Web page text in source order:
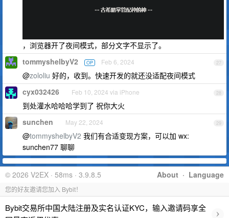
，浏览器开了夜间模式，部分文字不显示了。
27
tommyshelbyV2 OP Feb 6, 2024
@zololiu 好的，收到。快速开发的就还没适配夜间模式
28
cyx032426 Feb 10, 2024 via iPhone
到处灌水哈哈哈学到了 祝你大火
29
sunchen May 22, 2024
@tommyshelbyV2 我们有合适变现方案，可以加 wx:
sunchen77 聊聊
About · Language
© 2026 V2EX · 58ms · 3.9.8.5
您的好友邀请您加入 Bybit！
Bybit交易所中国大陆注册及实名认证KYC，输入邀请码享全
›